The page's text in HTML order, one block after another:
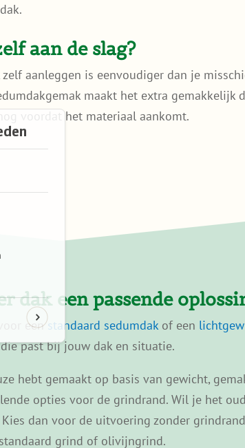
aan de slag?
zelf aanleggen is eenvoudiger dan je
maakt het extra gemakkelijk
voordat het materiaal aankomt.
dak een passende
eenstandaard sedumdakof een
past bij jouw dak en situatie.
hebt gemaakt op basis van gewicht,
opties voor de grindrand. Wil je het
dan voor de uitvoering zonder
grind of olivijngrind.